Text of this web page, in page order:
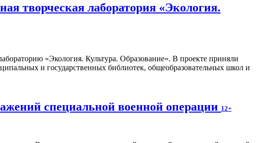
творческая лаборатория «Экология.
«Экология. Культура. Образование». В проекте приняли
и государственных библиотек, общеобразовательных школ и
специальной военной операции 12+